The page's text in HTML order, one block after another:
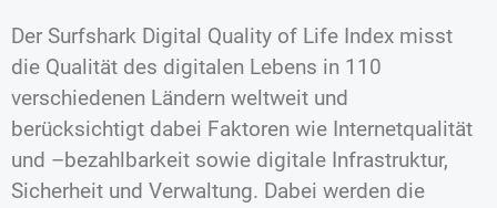
Der Surfshark Digital Quality of Life Index misst
die Qualität des digitalen Lebens in 110
verschiedenen Ländern weltweit und
berücksichtigt dabei Faktoren wie Internetqualität
und –bezahlbarkeit sowie digitale Infrastruktur,
Sicherheit und Verwaltung. Dabei werden die